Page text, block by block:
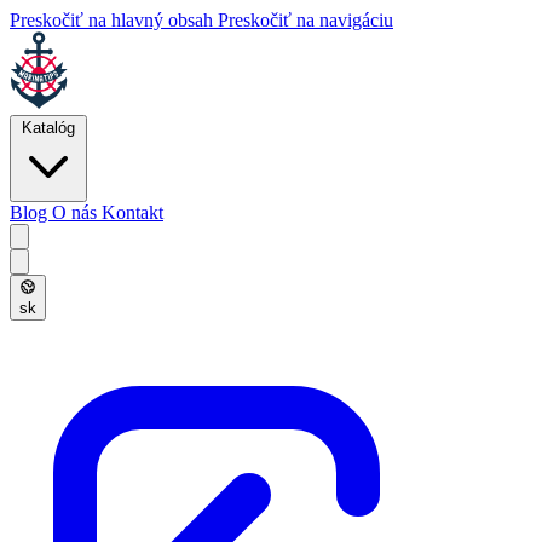
Preskočiť na hlavný obsah Preskočiť na navigáciu
Katalóg
Blog O nás Kontakt
sk